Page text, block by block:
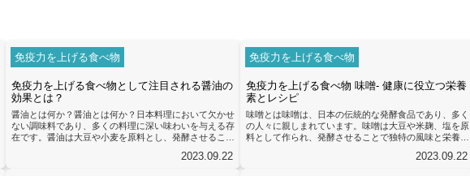
免疫力を上げる食べ物
免疫力を上げる食べ物として注目される醤油の
効果とは？
醤油とは何か？醤油とは何か？日本料理において欠かせ
ない調味料であり、多くの料理に深い味わいを与える存
在です。醤油は大豆や小麦を原料とし、発酵させること
栄養素や有効成分が含まれるようになります。醤油には
2023.09.22
免疫力を上げる食べ物
免疫力を上げる食べ物 味噌- 健康に役立つ栄養
素とレシピ
味噌とは味噌は、日本の伝統的な発酵食品であり、多く
の人々に親しまれています。味噌は大豆や米麹、塩を原
料として作られ、発酵させることで独特の風味と栄養素
に役立つ栄養素が豊富に含まれています。まず、たんぱ
2023.09.22